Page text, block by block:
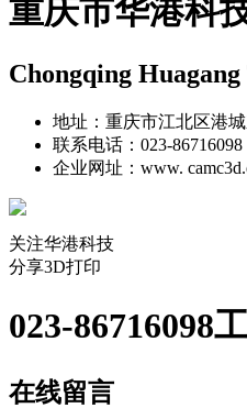
重庆市华港科
Chongqing
地址：重庆市江北区港
联系电话：023-86716098
企业网址：www.
关注华港科技
分享3D打印
023-86716098
在线留言